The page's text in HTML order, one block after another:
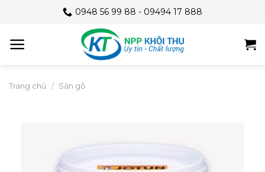
content
0948 56 99 88 - 09494 17 888
Trang chủ / Sàn gỗ